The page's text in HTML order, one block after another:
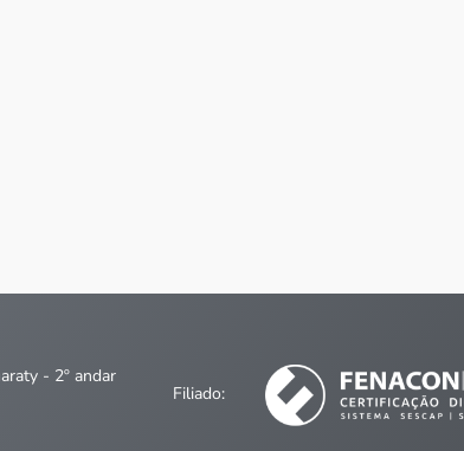
- 2º andar
Filiado: